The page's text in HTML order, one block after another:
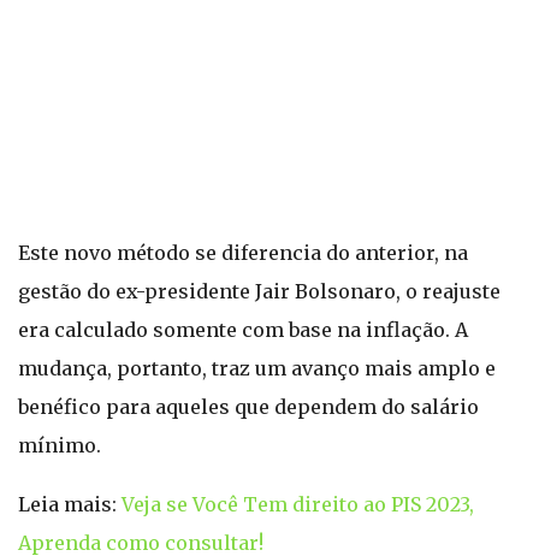
Este novo método se diferencia do anterior, na
gestão do ex-presidente Jair Bolsonaro, o reajuste
era calculado somente com base na inflação. A
mudança, portanto, traz um avanço mais amplo e
benéfico para aqueles que dependem do salário
mínimo.
Leia mais:Veja se Você Tem direito ao PIS 2023,
Aprenda como consultar!